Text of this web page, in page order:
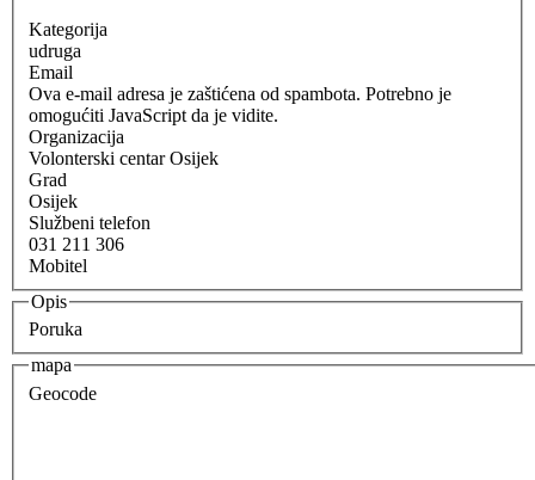
Kategorija
udruga
Email
Ova e-mail adresa je zaštićena od spambota. Potrebno je
omogućiti JavaScript da je vidite.
Organizacija
Volonterski centar Osijek
Grad
Osijek
Službeni telefon
031 211 306
Mobitel
Opis
Poruka
mapa
Geocode